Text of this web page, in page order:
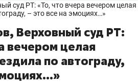
Верховный суд РТ:
вечером целая
по автограду,